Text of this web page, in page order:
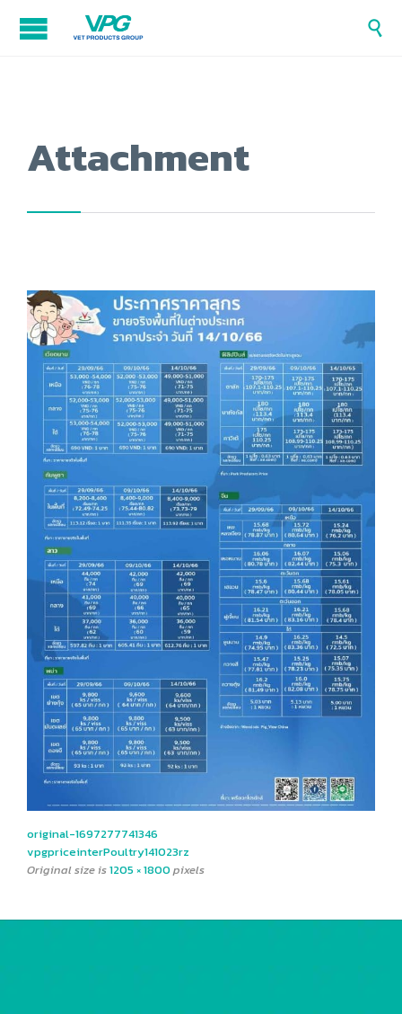

Attachment
original-1697277741346
vpgpriceinterPoultry141023rz
Original size is1205 × 1800 pixels